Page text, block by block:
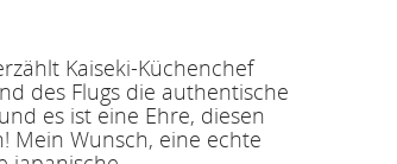
Kaiseki-Küchenchef
des Flugs die authentische
es ist eine Ehre, diesen
Mein Wunsch, eine echte